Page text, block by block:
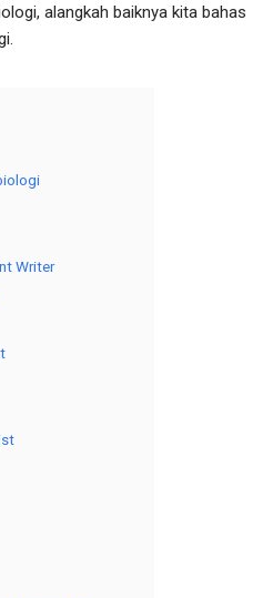
alangkah baiknya kita bahas
Writer